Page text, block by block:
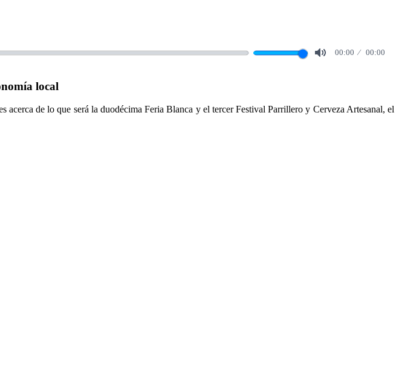
00:00 00:00
local
de lo que será la duodécima Feria Blanca y el tercer Festival Parrillero y Cerveza Artesanal, el